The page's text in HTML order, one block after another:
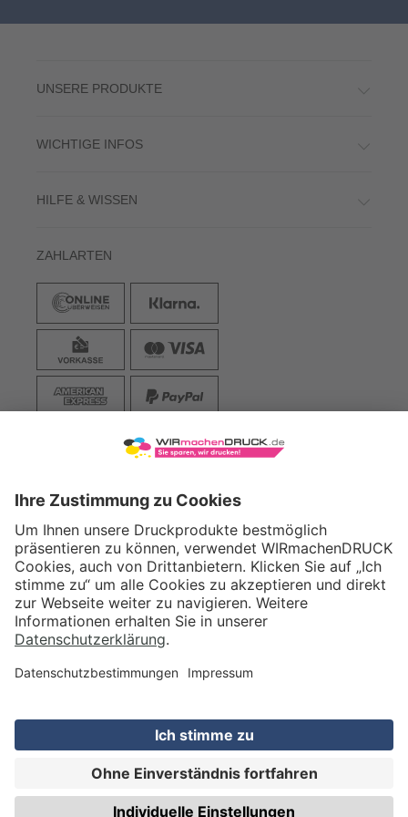
UNSERE PRODUKTE
WICHTIGE INFOS
HILFE & WISSEN
ZAHLARTEN
VERSAND
WIRmachenDRUCK GmbH
Illerstraße 15
71522 Backnang
Tel.: +49 (0) 711 995 982 - 20